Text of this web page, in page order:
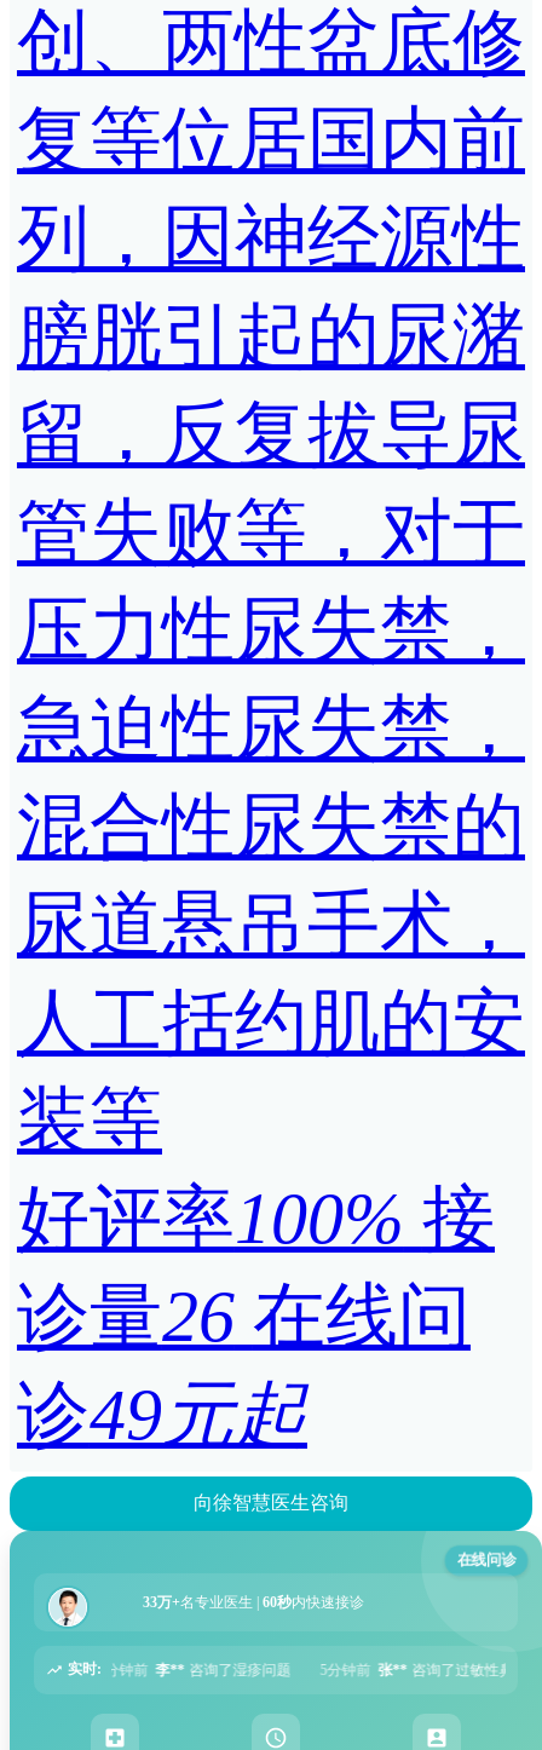
创、两性盆底修
复等位居国内前
列，因神经源性
膀胱引起的尿潴
留，反复拔导尿
管失败等，对于
压力性尿失禁，
急迫性尿失禁，
混合性尿失禁的
尿道悬吊手术，
人工括约肌的安
装等
好评率100% 接
诊量26 在线问
诊49元起
向徐智慧医生咨询
在线问诊
33万+名专业医生 | 60秒内快速接诊
实时:
疹问题 5分钟前 张** 咨询了过敏性鼻炎问题 6分钟前 周** 咨询了胃痛问